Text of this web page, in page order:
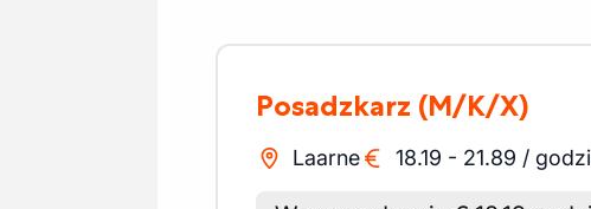
Posadzkarz (M/K/X)
Laarne 18.19 - 21.89 /